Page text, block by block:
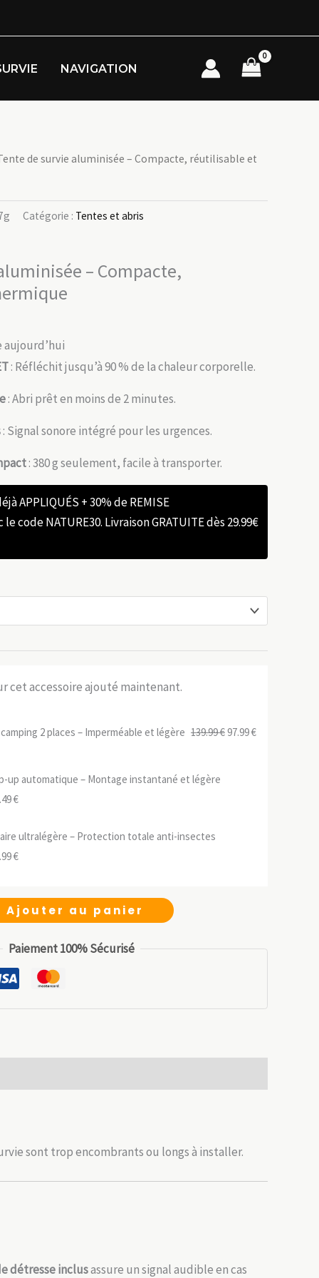
NAVIGATION
de survie aluminisée – Compacte, réutilisable et
Catégorie : Tentes et abris
– Compacte,
: Réfléchit jusqu’à 90 % de la chaleur corporelle.
: Abri prêt en moins de 2 minutes.
: Signal sonore intégré pour les urgences.
: 380 g seulement, facile à transporter.
APPLIQUÉS + 30% de REMISE
le code NATURE30. Livraison GRATUITE dès 29.99€
cet accessoire ajouté maintenant.
2 places – Imperméable et légère 139.99€Le
97.99€Le
up automatique – Montage instantané et légère
:
€Le
actuel
est :
ultralégère – Protection totale anti-insectes
:
€Le
actuel
est :
Ajouter au panier
Paiement 100% Sécurisé
sont trop encombrants ou longs à installer.
détresse inclusassure un signal audible en cas